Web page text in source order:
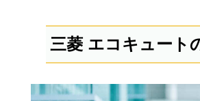
三菱 エコキュート